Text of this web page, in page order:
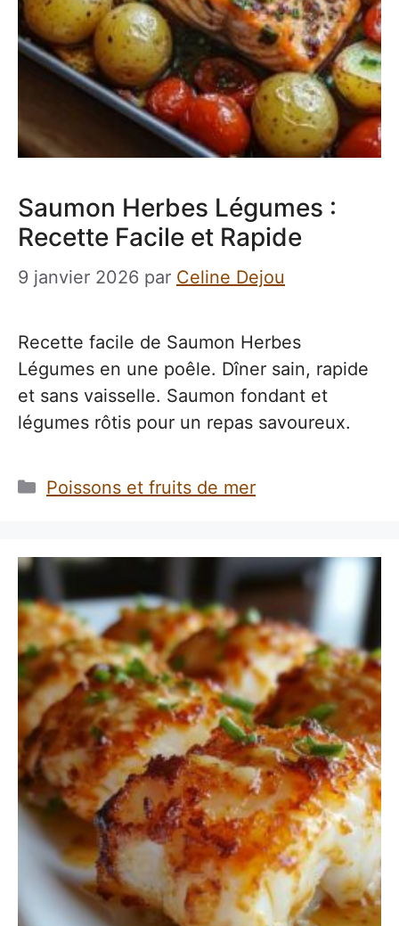
Saumon Herbes Légumes :
Recette Facile et Rapide
9 janvier 2026 par Celine Dejou
Recette facile de Saumon Herbes
Légumes en une poêle. Dîner sain, rapide
et sans vaisselle. Saumon fondant et
légumes rôtis pour un repas savoureux.
Catégories
Poissons et fruits de mer